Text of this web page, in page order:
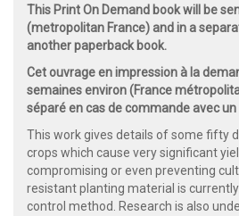
This Print On Demand book will be
(metropolitan France) and in a
another paperback book.
Cet ouvrage en impression à la
semaines environ (France
séparé en cas de commande avec
This work gives details of some fifty
crops which cause very significant
compromising or even preventing
resistant planting material is
control method. Research is also